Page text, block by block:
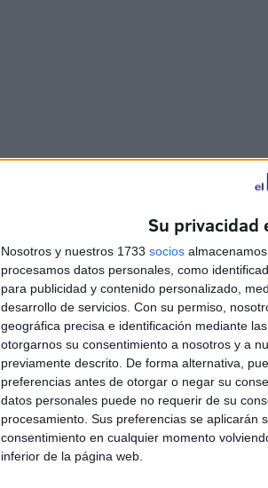
Su privacidad
Nosotros y nuestros 1733 socios
procesamos datos personales, como
para publicidad y contenido personalizado,
desarrollo de servicios. Con su permiso,
geográfica precisa e identificación mediante
otorgarnos su consentimiento a nosotros y a
previamente descrito. De forma alternativa,
preferencias antes de otorgar o negar su
datos personales puede no requerir de su
procesamiento. Sus preferencias se aplicarán
consentimiento en cualquier momento
inferior de la página web.